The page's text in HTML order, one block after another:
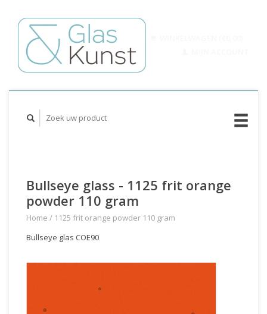
Bullseye glass - 1125 frit orange
powder 110 gram
Home / 1125 frit orange powder 110 gram
Bullseye glas COE90